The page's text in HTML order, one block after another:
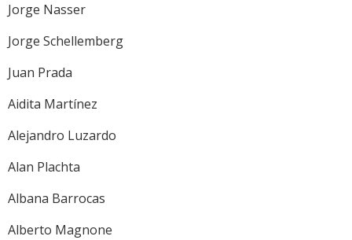
Jorge Nasser
Jorge Schellemberg
Juan Prada
Aidita Martínez
Alejandro Luzardo
Alan Plachta
Albana Barrocas
Alberto Magnone